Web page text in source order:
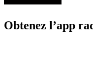
Obtenez l’app